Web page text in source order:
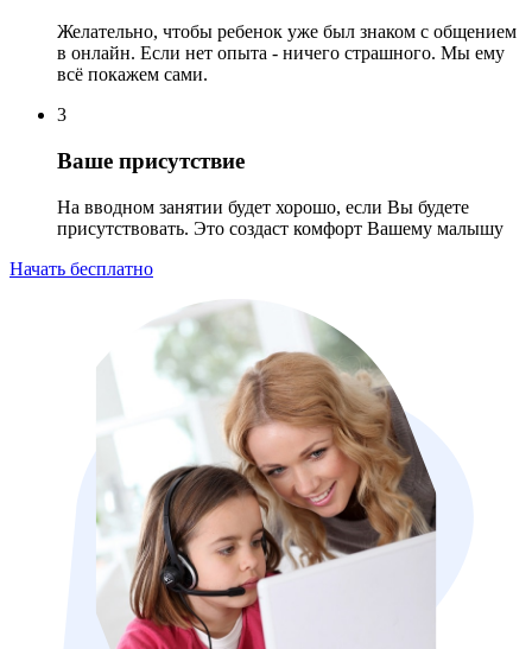
Желательно, чтобы ребенок уже был знаком с общением
в онлайн. Если нет опыта - ничего страшного. Мы ему
всё покажем сами.
3
Ваше присутствие
На вводном занятии будет хорошо, если Вы будете
присутствовать. Это создаст комфорт Вашему малышу
Начать бесплатно